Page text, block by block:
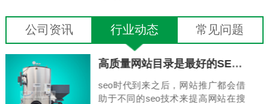
公司资讯 行业动态 常见问题